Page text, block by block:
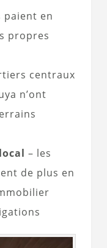
paient en
propres
centraux
n’ont
– les
de plus en